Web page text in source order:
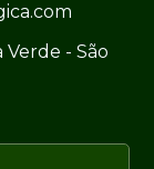
Verde - São